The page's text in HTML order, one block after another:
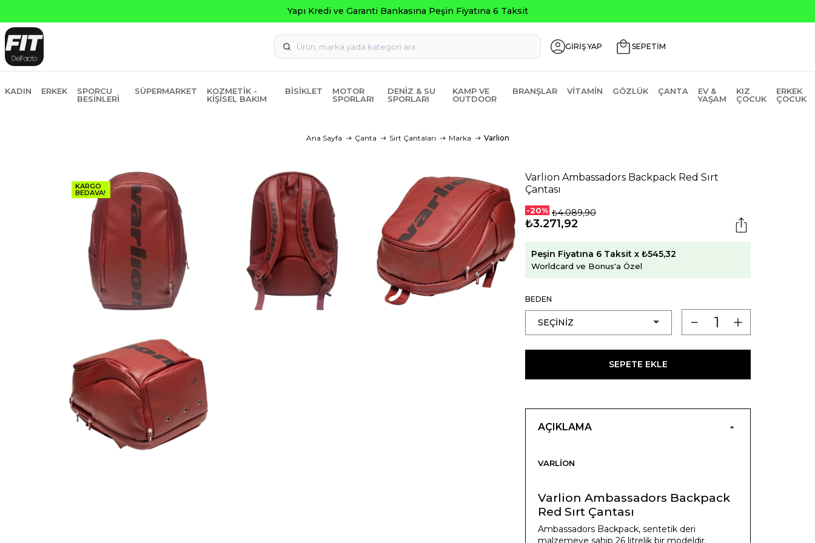
Seçili Ürünlerde ₺2000 Üzeri ₺200 İndirim Kodu: AGUSTOS200
GİRİŞ YAP SEPETİM
KADIN ERKEK
SPORCU
BESINLERI
SÜPERMARKET
KOZMETIK -
KIŞISEL BAKIM
BISIKLET
MOTOR
SPORLARI
DENIZ & SU
SPORLARI
KAMP VE
OUTDOOR
BRANŞLAR VITAMIN GÖZLÜK ÇANTA
EV &
YAŞAM
KIZ
ÇOCUK
ERKEK
ÇOCUK
Ana Sayfa Çanta Sırt Çantaları Marka Varlion
KARGO
BEDAVA!
Varlion Ambassadors Backpack Red Sırt
Çantası
-20% ₺4.089,90
₺3.271,92
Peşin Fiyatına 6 Taksit x ₺545,32
Worldcard ve Bonus'a Özel
BEDEN
SEPETE EKLE
AÇIKLAMA
VARLION
Varlion Ambassadors Backpack
Red Sırt Çantası
Ambassadors Backpack, sentetik deri
malzemeye sahip 26 litrelik bir modeldir.